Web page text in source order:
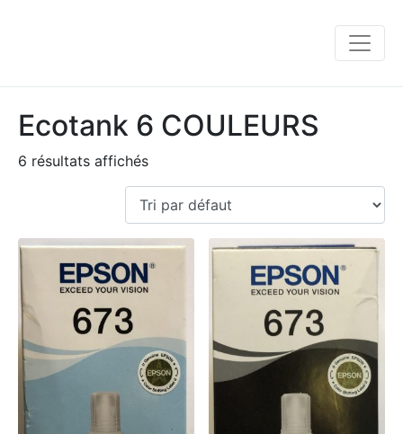
Ecotank 6 COULEURS
6 résultats affichés